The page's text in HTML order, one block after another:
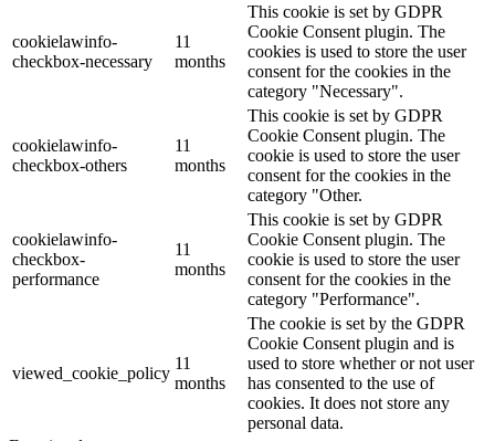
cookielawinfo-
checkbox-necessary
11
months
This cookie is set by GDPR
Cookie Consent plugin. The
cookies is used to store the user
consent for the cookies in the
category "Necessary".
cookielawinfo-
checkbox-others
11
months
This cookie is set by GDPR
Cookie Consent plugin. The
cookie is used to store the user
consent for the cookies in the
category "Other.
cookielawinfo-
checkbox-
performance
11
months
This cookie is set by GDPR
Cookie Consent plugin. The
cookie is used to store the user
consent for the cookies in the
category "Performance".
viewed_cookie_policy
11
months
The cookie is set by the GDPR
Cookie Consent plugin and is
used to store whether or not user
has consented to the use of
cookies. It does not store any
personal data.